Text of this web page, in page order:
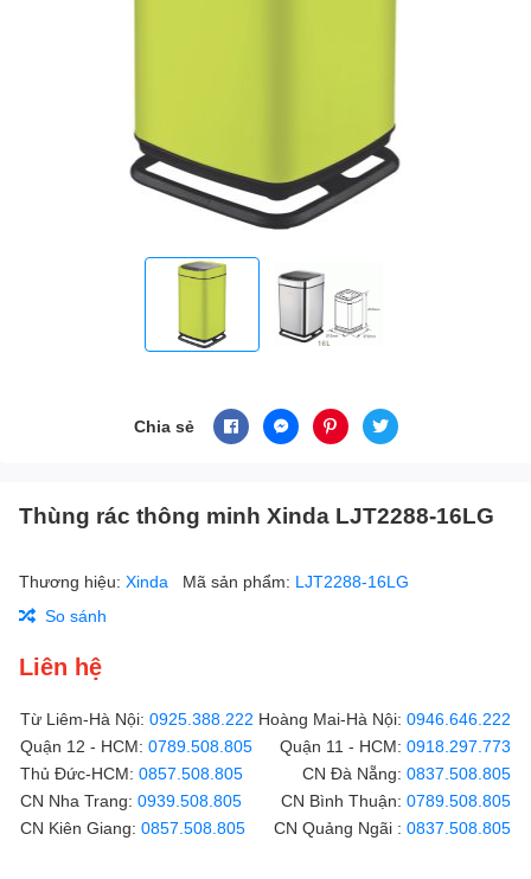
Chia sẻ
Thùng rác thông minh Xinda LJT2288-16LG
Thương hiệu: Xinda Mã sản phẩm: LJT2288-16LG
So sánh
Liên hệ
Từ Liêm-Hà Nội: 0925.388.222 Hoàng Mai-Hà Nội: 0946.646.222
Quận 12 - HCM: 0789.508.805 Quận 11 - HCM: 0918.297.773
Thủ Đức-HCM: 0857.508.805 CN Đà Nẵng: 0837.508.805
CN Nha Trang: 0939.508.805 CN Bình Thuận: 0789.508.805
CN Kiên Giang: 0857.508.805 CN Quảng Ngãi : 0837.508.805